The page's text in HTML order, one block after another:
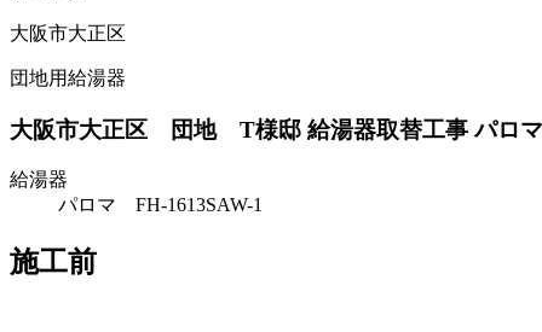
大阪市大正区
団地用給湯器
大阪市大正区 団地 T様邸 給湯器取替工事 パロ
給湯器
パロマ FH-1613SAW-1
施工前